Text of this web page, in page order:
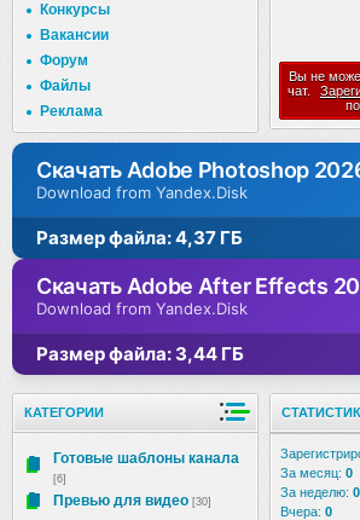
Конкурсы
Вакансии
Форум
Файлы
Реклама
Вы не
чат.
Скачать Adobe Photoshop
Download from Yandex.Disk
Размер файла: 4,37 ГБ
Скачать Adobe After Effects
Download from Yandex.Disk
Размер файла: 3,44 ГБ
КАТЕГОРИИ
Готовые шаблоны канала
[6]
Превью для видео [30]
За месяц: 0
За неделю: 0
Вчера: 0